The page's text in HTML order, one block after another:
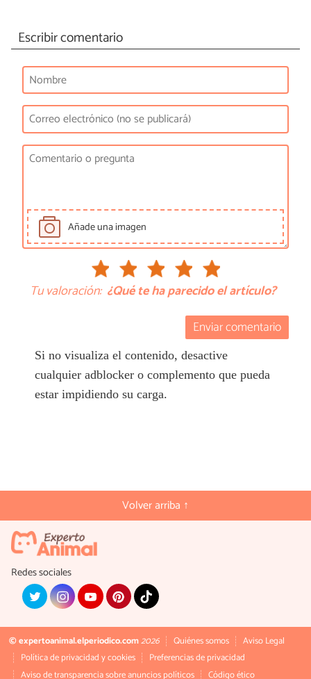
Escribir comentario
Añade una imagen
Tu valoración: ¿Qué te ha parecido el artículo?
Enviar comentario
Si no visualiza el contenido, desactive
cualquier adblocker o complemento que pueda
estar impidiendo su carga.
Volver arriba ↑
Redes sociales
© expertoanimal.elperiodico.com2026 Quiénes somos
Aviso Legal
Política de privacidad y cookies
Preferencias de privacidad
Aviso de transparencia sobre anuncios políticos
Código ético